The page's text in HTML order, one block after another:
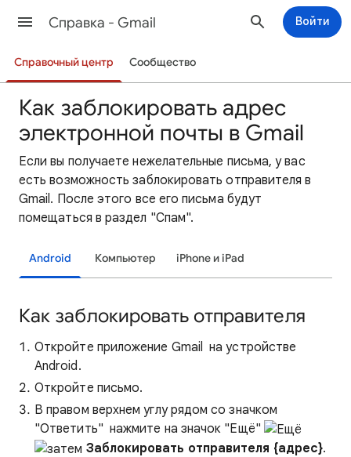
Cправка - Gmail Войти
Справочный центр Сообщество
Как заблокировать адрес
электронной почты в Gmail
Если вы получаете нежелательные письма, у вас
есть возможность заблокировать отправителя в
Gmail. После этого все его письма будут
помещаться в раздел "Спам".
Android Компьютер iPhone и iPad
Как заблокировать отправителя
Откройте приложение Gmail на устройстве
Android.
Откройте письмо.
В правом верхнем углу рядом со значком
"Ответить" нажмите на значок "Ещё"
Заблокировать отправителя {адрес}.